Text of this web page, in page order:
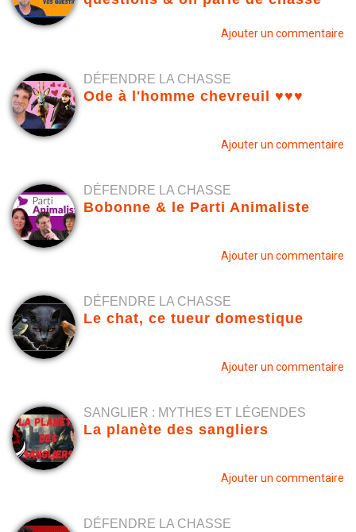
Ajouter un commentaire
DÉFENDRE LA CHASSE
Ode à l'homme chevreuil ♥♥♥
Ajouter un commentaire
DÉFENDRE LA CHASSE
Bobonne & le Parti Animaliste
Ajouter un commentaire
DÉFENDRE LA CHASSE
Le chat, ce tueur domestique
Ajouter un commentaire
SANGLIER : MYTHES ET LÉGENDES
La planète des sangliers
Ajouter un commentaire
DÉFENDRE LA CHASSE